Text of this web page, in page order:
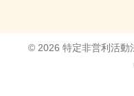
© 2026 特定非営利活動